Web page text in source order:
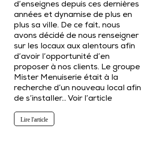
d’enseignes depuis ces dernières
années et dynamise de plus en
plus sa ville. De ce fait, nous
avons décidé de nous renseigner
sur les locaux aux alentours afin
d’avoir l’opportunité d’en
proposer à nos clients. Le groupe
Mister Menuiserie était à la
recherche d’un nouveau local afin
de s’installer… Voir l’article
Lire l'article